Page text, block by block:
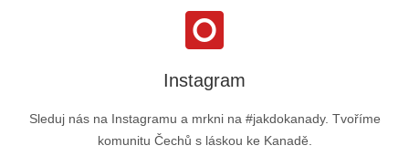
Instagram
Sleduj nás na Instagramu a mrkni na #jakdokanady. Tvoříme
komunitu Čechů s láskou ke Kanadě.